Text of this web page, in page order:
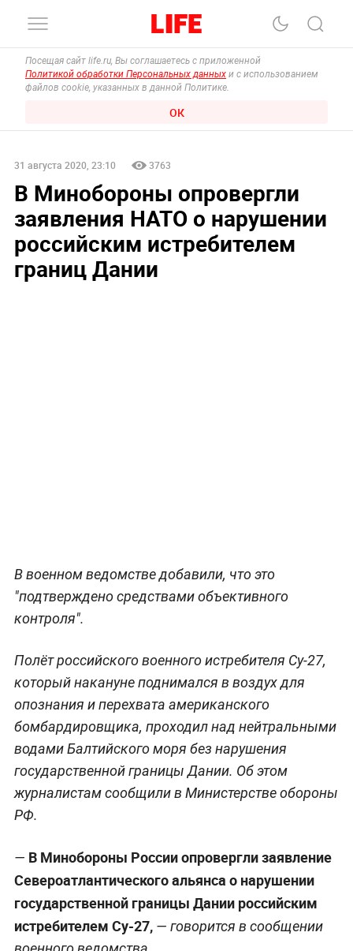
Посещая сайт life.ru, Вы соглашаетесь с приложенной
Политикой обработки Персональных данных и с использованием
файлов cookie, указанных в данной Политике.
ОК
31 августа 2020, 23:10 3763
В Минобороны опровергли
заявления НАТО о нарушении
российским истребителем
границ Дании
В военном ведомстве добавили, что это
"подтверждено средствами объективного
контроля".
Полёт российского военного истребителя Су-27,
который накануне поднимался в воздух для
опознания и перехвата американского
бомбардировщика, проходил над нейтральными
водами Балтийского моря без нарушения
государственной границы Дании. Об этом
журналистам сообщили в Министерстве обороны
РФ.
— В Минобороны России опровергли заявление
Североатлантического альянса о нарушении
государственной границы Дании российским
истребителем Су-27,— говорится в сообщении